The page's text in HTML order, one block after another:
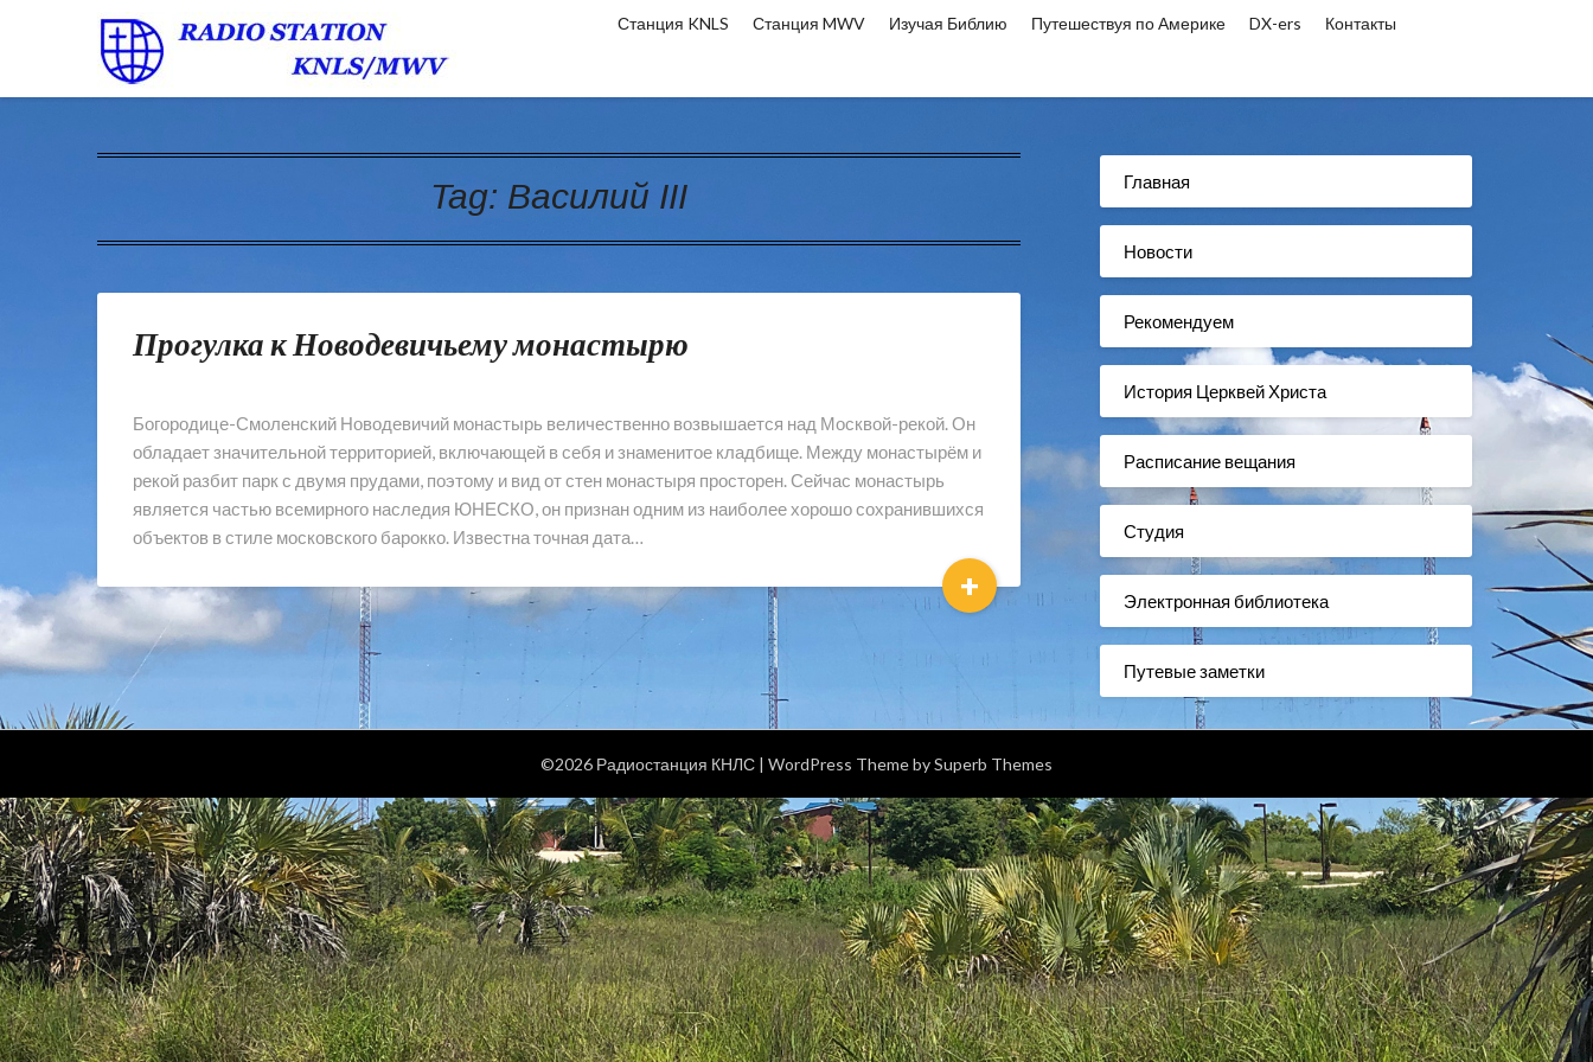
Станция KNLS Станция MWV Изучая Библию Путешествуя по Америке DX-ers Контакты
Tag: Василий III
Прогулка к Новодевичьему монастырю
Богородице-Смоленский Новодевичий монастырь величественно возвышается над Москвой-рекой. Он
обладает значительной территорией, включающей в себя и знаменитое кладбище. Между монастырём и
рекой разбит парк с двумя прудами, поэтому и вид от стен монастыря просторен. Сейчас монастырь
является частью всемирного наследия ЮНЕСКО, он признан одним из наиболее хорошо сохранившихся
объектов в стиле московского барокко. Известна точная дата…
+
Главная
Новости
Рекомендуем
История Церквей Христа
Расписание вещания
Студия
Электронная библиотека
Путевые заметки
©2026 Радиостанция КНЛС | WordPress Theme bySuperb Themes